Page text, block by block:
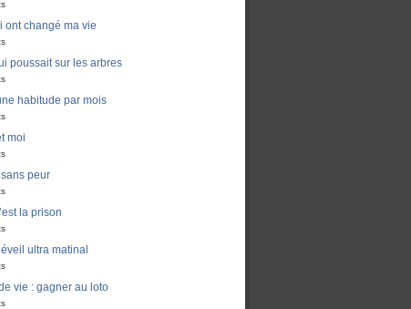
ont changé ma vie
poussait sur les arbres
habitude par mois
moi
peur
la prison
ultra matinal
vie : gagner au loto